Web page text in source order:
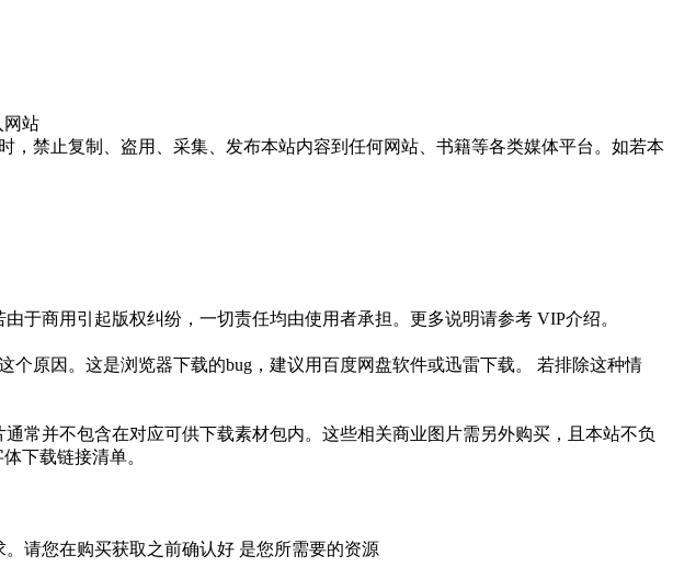
网站
禁止复制、盗用、采集、发布本站内容到任何网站、书籍等各类媒体平台。如若本
于商用引起版权纠纷，一切责任均由使用者承担。更多说明请参考 VIP介绍。
原因。这是浏览器下载的bug，建议用百度网盘软件或迅雷下载。 若排除这种情
常并不包含在对应可供下载素材包内。这些相关商业图片需另外购买，且本站不负
下载链接清单。
请您在购买获取之前确认好 是您所需要的资源